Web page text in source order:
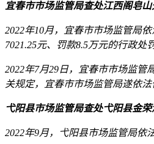
宜春市市场监管局查处江西阁皂
2022年10月，宜春市市场监管局
7021.25元、罚款8.5万元的行政处
2022年7月29日，宜春市市场监
关规定，宜春市市场监管局遂依法
弋阳县市场监管局查处弋阳县金
2022年9月，弋阳县市场监管局依